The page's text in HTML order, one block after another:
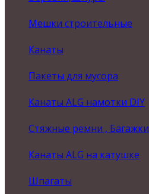
Мешки строительные
Канаты
Пакеты для мусора
Канаты ALG намотки DIY
Стяжные ремни , Багажки
Канаты ALG на катушке
Шпагаты